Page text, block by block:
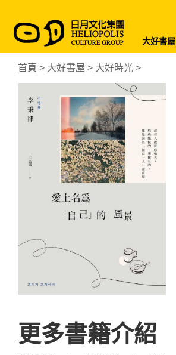
大好書屋
首頁 > 大好書屋 > 大好時光>
更多書籍介紹